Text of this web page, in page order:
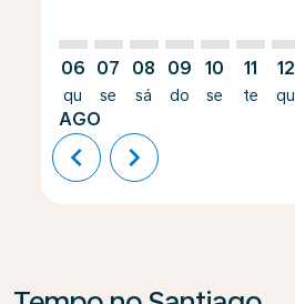
06
qu
AGO
07
se
08
sá
09
do
10
se
11
te
12
qu
chevron_left chevron_right